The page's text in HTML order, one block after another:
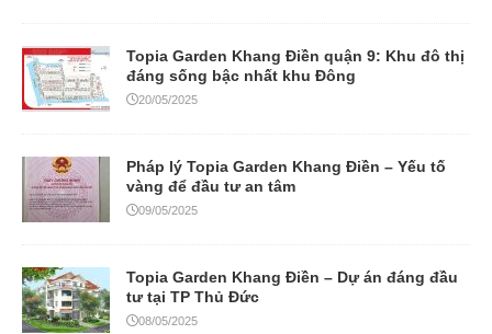
Topia Garden Khang Điền quận 9: Khu đô thị
đáng sống bậc nhất khu Đông
20/05/2025
Pháp lý Topia Garden Khang Điền – Yếu tố
vàng để đầu tư an tâm
09/05/2025
Topia Garden Khang Điền – Dự án đáng đầu
tư tại TP Thủ Đức
08/05/2025